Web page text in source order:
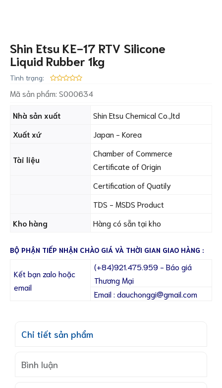
Shin Etsu KE-17 RTV Silicone
Liquid Rubber 1kg
Tình trạng:
Mã sản phẩm: S000634
Nhà sản xuất
Shin Etsu Chemical Co.,ltd
Xuất xứ
Japan - Korea
Tài liệu
Chamber of Commerce
Certificate of Origin
Certification of Quatily
TDS - MSDS Product
Kho hàng
Hàng có sẵn tại kho
BỘ PHẬN TIẾP NHẬN CHÀO GIÁ VÀ THỜI GIAN GIAO HÀNG :
Kết bạn zalo hoặc
email
(+84)921.475.959 - Báo giá
Thương Mại
Email : dauchonggi@gmail.com
Chi tiết sản phẩm
Bình luận